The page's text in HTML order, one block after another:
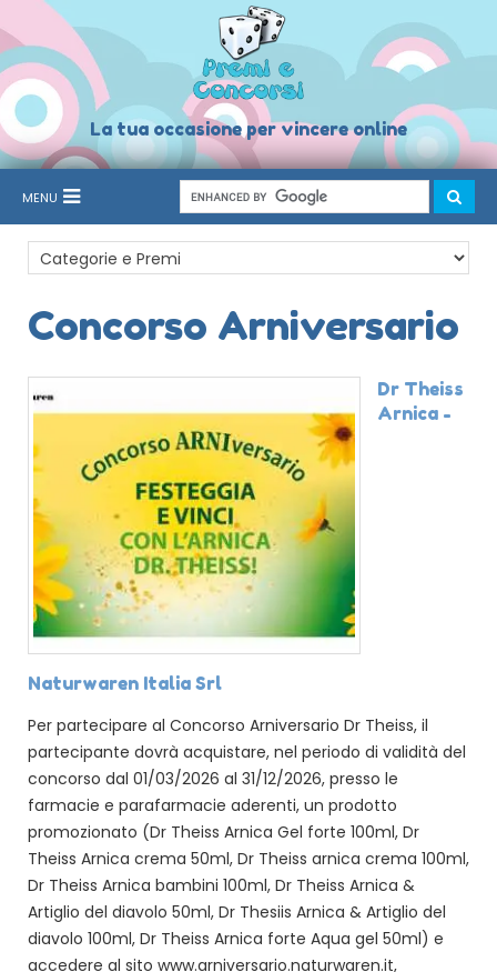
La tua occasione per vincere online
MENU
Concorso Arniversario
Dr Theiss
Arnica -
Naturwaren Italia Srl
Per partecipare al Concorso Arniversario Dr Theiss, il
partecipante dovrà acquistare, nel periodo di validità del
concorso dal 01/03/2026 al 31/12/2026, presso le
farmacie e parafarmacie aderenti, un prodotto
promozionato (Dr Theiss Arnica Gel forte 100ml, Dr
Theiss Arnica crema 50ml, Dr Theiss arnica crema 100ml,
Dr Theiss Arnica bambini 100ml, Dr Theiss Arnica &
Artiglio del diavolo 50ml, Dr Thesiis Arnica & Artiglio del
diavolo 100ml, Dr Theiss Arnica forte Aqua gel 50ml) e
accedere al sito www.arniversario.naturwaren.it,